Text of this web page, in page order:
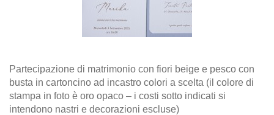
Partecipazione di matrimonio con fiori beige e pesco con
busta in cartoncino ad incastro colori a scelta (il colore di
stampa in foto è oro opaco – i costi sotto indicati si
intendono nastri e decorazioni escluse)